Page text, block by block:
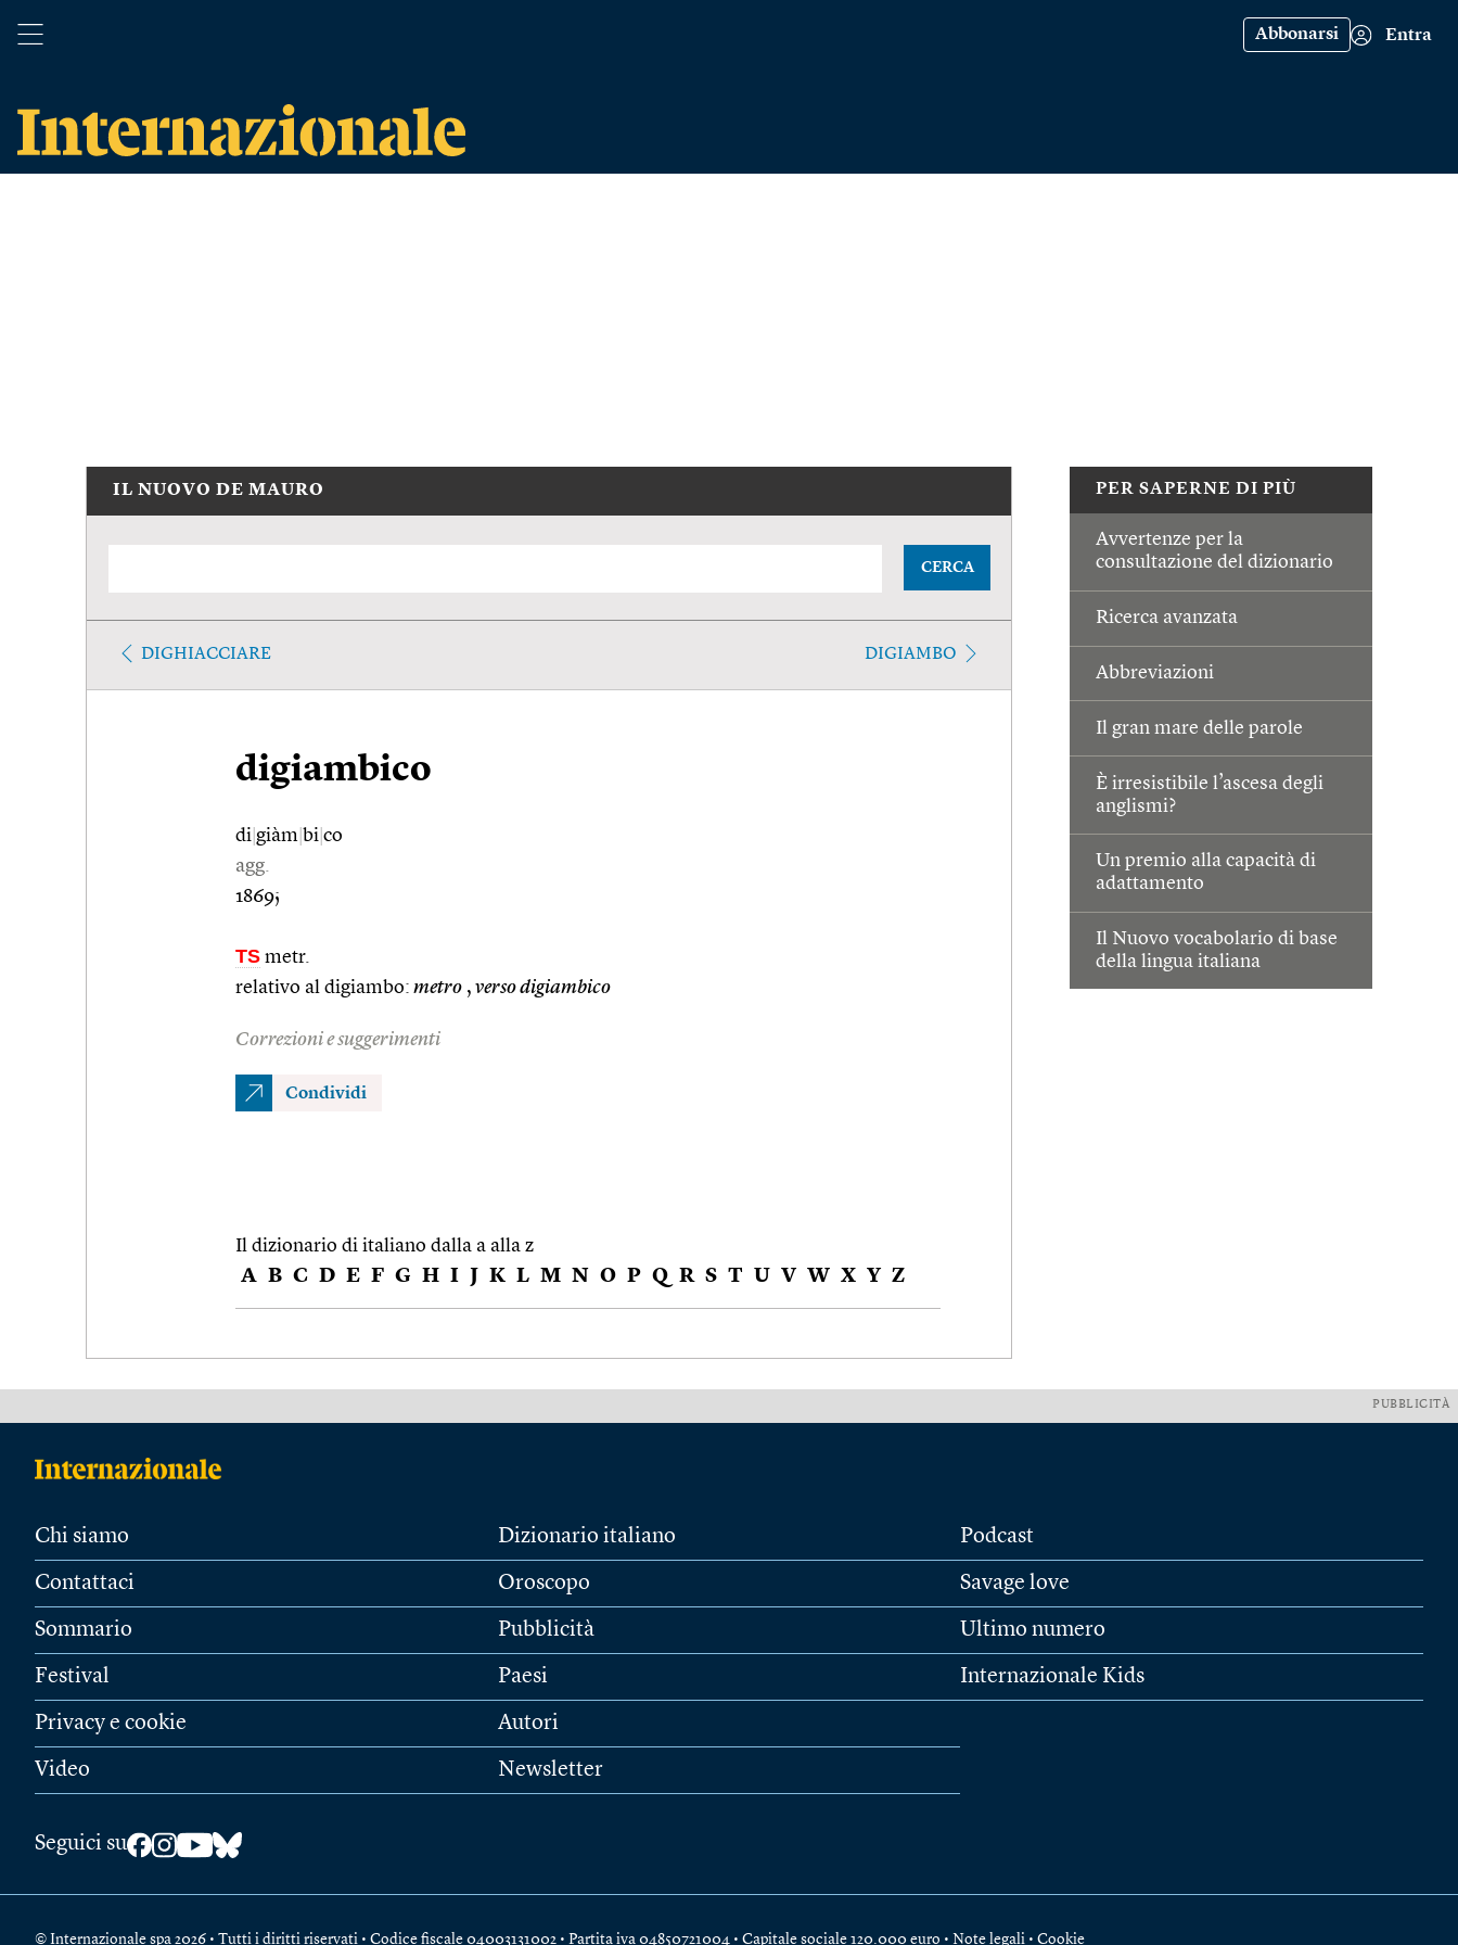
Abbonarsi Entra
PER SAPERNE DI PIÙ
Avvertenze per la
consultazione del dizionario
Ricerca avanzata
Abbreviazioni
Il gran mare delle parole
È irresistibile l’ascesa degli
anglismi?
Un premio alla capacità di
adattamento
Il Nuovo vocabolario di base
della lingua italiana
IL NUOVO DE MAURO
CERCA
DIGHIACCIARE DIGIAMBO
digiambico
di giàm bi co
agg.
1869;
TS metr.
relativo al digiambo: metro , verso digiambico
Correzioni e suggerimenti
Condividi
Il dizionario di italiano dalla a alla z
A B C D E F G H I J K L M N O P Q R S T U V W X Y Z
PUBBLICITÀ
Chi siamo
Contattaci
Sommario
Festival
Privacy e cookie
Video
Dizionario italiano
Oroscopo
Pubblicità
Paesi
Autori
Newsletter
Podcast
Savage love
Ultimo numero
Internazionale Kids
Seguici su
© Internazionale spa 2026 • Tutti i diritti riservati • Codice fiscale 04003131002 • Partita iva 04850721004 • Capitale sociale 120.000 euro • Note legali • Cookie